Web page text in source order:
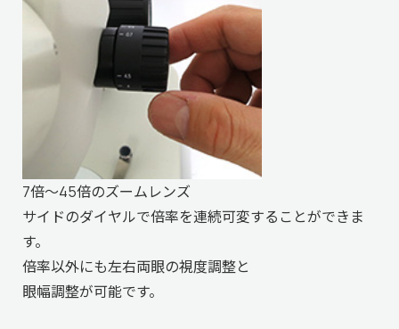
7倍～45倍のズームレンズ
サイドのダイヤルで倍率を連続可変することができま
す。
倍率以外にも左右両眼の視度調整と
眼幅調整が可能です。